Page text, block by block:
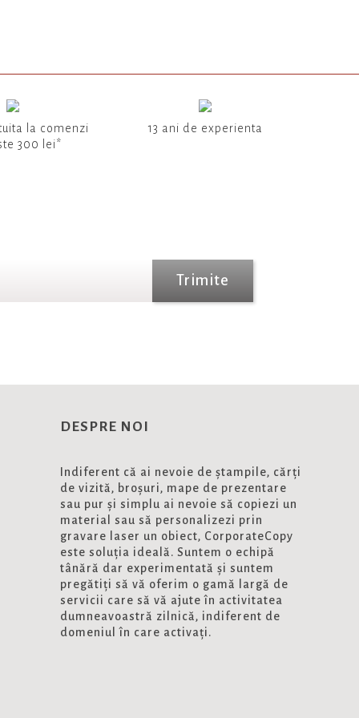
la comenzi
300 lei*
13 ani de experienta
Trimite
DESPRE NOI
Indiferent că ai nevoie de ștampile, cărți
de vizită, broșuri, mape de prezentare
sau pur și simplu ai nevoie să copiezi un
material sau să personalizezi prin
gravare laser un obiect, CorporateCopy
este soluția ideală. Suntem o echipă
tânără dar experimentată și suntem
pregătiți să vă oferim o gamă largă de
servicii care să vă ajute în activitatea
dumneavoastră zilnică, indiferent de
domeniul în care activați.